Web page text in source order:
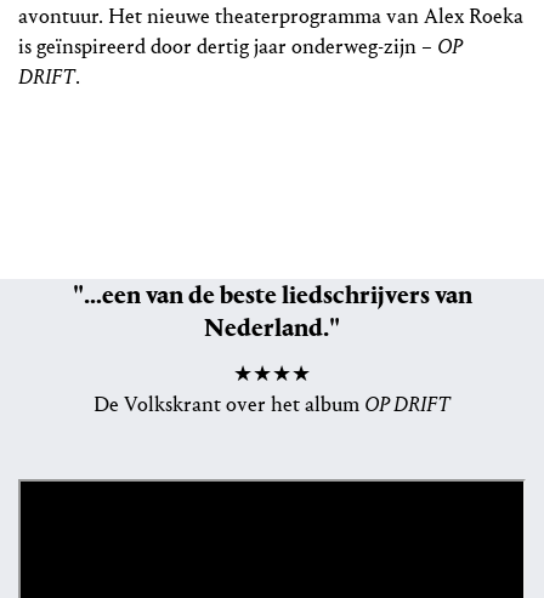
avontuur. Het nieuwe theaterprogramma van Alex Roeka
is geïnspireerd door dertig jaar onderweg-zijn – OP
DRIFT.
"…een van de beste liedschrijvers van
Nederland."
★★★★
De Volkskrant over het album OP DRIFT